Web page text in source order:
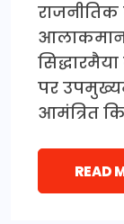
आलाकमान
पर
आमंत्रित
READ